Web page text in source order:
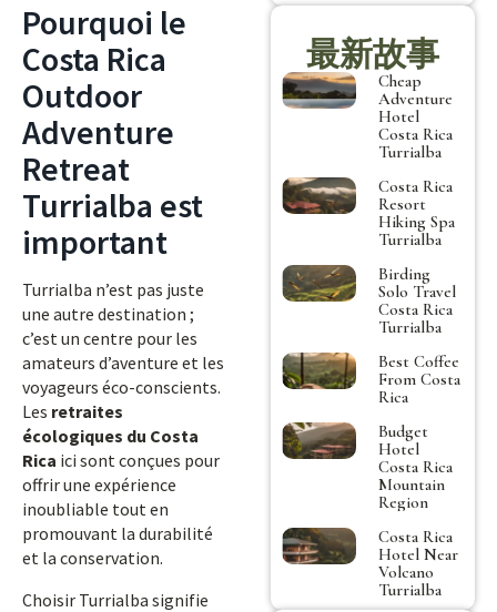
Pourquoi le
Costa Rica
Outdoor
Adventure
Retreat
Turrialba est
important
Turrialba n’est pas juste
une autre destination ;
c’est un centre pour les
amateurs d’aventure et les
voyageurs éco-conscients.
Les retraites
écologiques du Costa
Rica ici sont conçues pour
offrir une expérience
inoubliable tout en
promouvant la durabilité
et la conservation.
Choisir Turrialba signifie
最新故事
Cheap
Adventure
Hotel
Costa Rica
Turrialba
Costa Rica
Resort
Hiking Spa
Turrialba
Birding
Solo Travel
Costa Rica
Turrialba
Best Coffee
From Costa
Rica
Budget
Hotel
Costa Rica
Mountain
Region
Costa Rica
Hotel Near
Volcano
Turrialba